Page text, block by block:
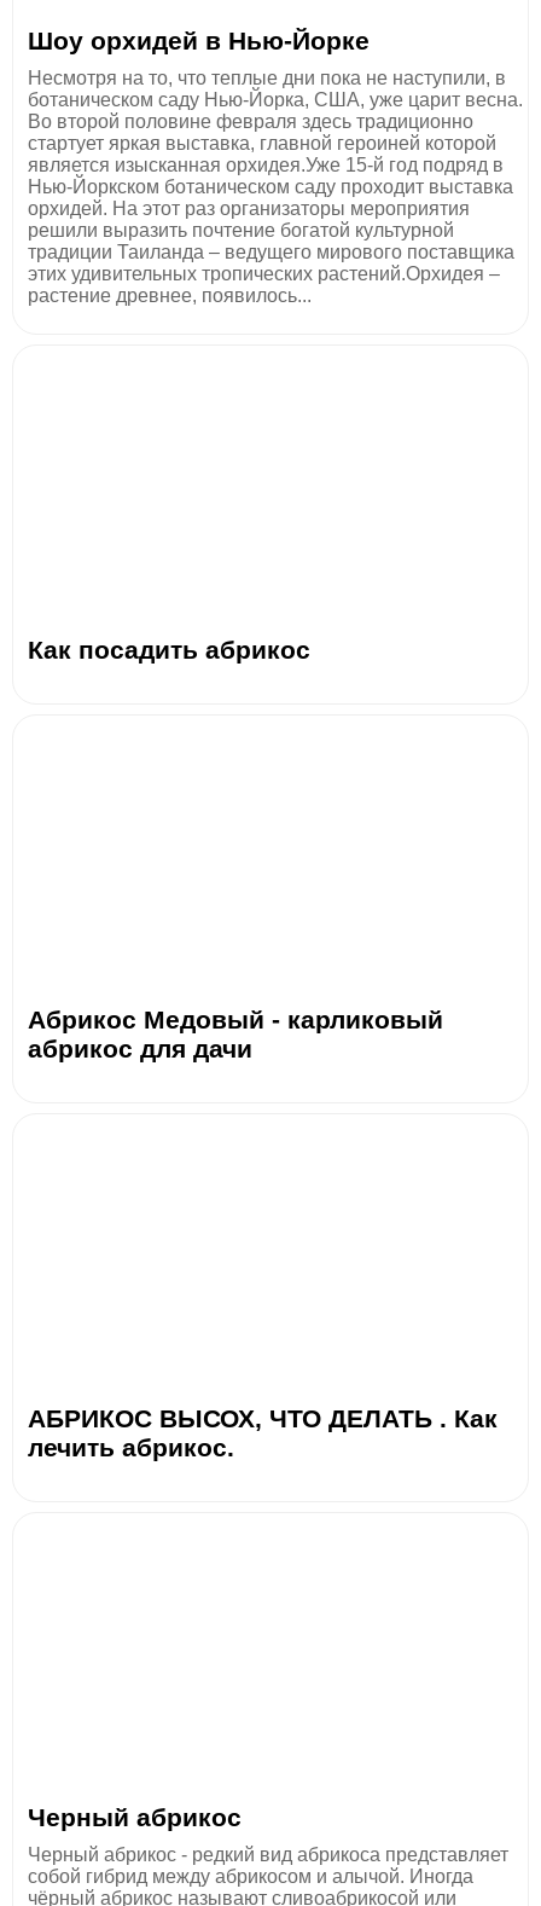
Шоу орхидей в Нью-Йорке
Несмотря на то, что теплые дни пока не наступили, в
ботаническом саду Нью-Йорка, США, уже царит весна.
Во второй половине февраля здесь традиционно
стартует яркая выставка, главной героиней которой
является изысканная орхидея.Уже 15-й год подряд в
Нью-Йоркском ботаническом саду проходит выставка
орхидей. На этот раз организаторы мероприятия
решили выразить почтение богатой культурной
традиции Таиланда – ведущего мирового поставщика
этих удивительных тропических растений.Орхидея –
растение древнее, появилось...
Как посадить абрикос
Абрикос Медовый - карликовый
абрикос для дачи
АБРИКОС ВЫСОХ, ЧТО ДЕЛАТЬ . Как
лечить абрикос.
Черный абрикос
Черный абрикос - редкий вид абрикоса представляет
собой гибрид между абрикосом и алычой. Иногда
чёрный абрикос называют сливоабрикосой или